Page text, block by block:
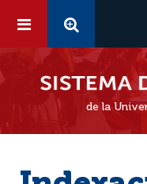
de la